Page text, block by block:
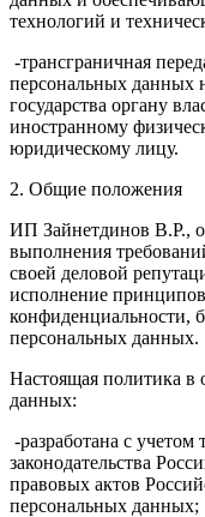
технологий и
-трансграничная
персональных данных
государства органу
иностранному
юридическому лицу.
2. Общие положения
ИП Зайнетдинов В.Р.,
выполнения
своей деловой
исполнение
конфиденциальности,
персональных данных.
Настоящая политика в
данных:
-разработана с
законодательства
правовых актов
персональных данных;